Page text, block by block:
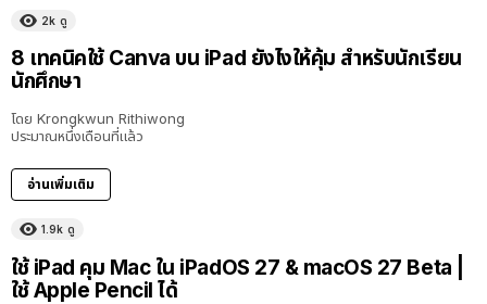
2k ดู
8 เทคนิคใช้ Canva บน iPad ยังไงให้คุ้ม สำหรับนักเรียน
นักศึกษา
โดย Krongkwun Rithiwong
ประมาณหนึ่งเดือนที่แล้ว
อ่านเพิ่มเติม
1.9k ดู
ใช้ iPad คุม Mac ใน iPadOS 27 & macOS 27 Beta |
ใช้ Apple Pencil ได้